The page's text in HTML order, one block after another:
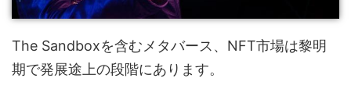
The Sandboxを含むメタバース、NFT市場は黎明
期で発展途上の段階にあります。